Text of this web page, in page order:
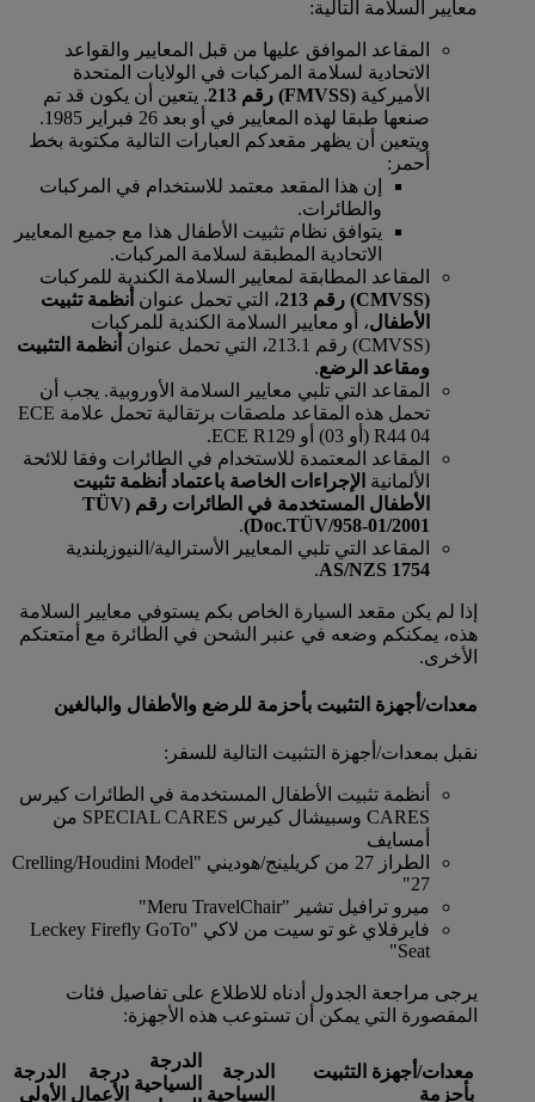
معايير السلامة التالية:
المقاعد الموافق عليها من قبل المعايير والقواعد
الاتحادية لسلامة المركبات في الولايات المتحدة
الأميركية (FMVSS) رقم 213
. يتعين أن يكون قد تم
صنعها طبقا لهذه المعايير في أو بعد 26 فبراير 1985.
ويتعين أن يظهر مقعدكم العبارات التالية مكتوبة بخط
أحمر:
إن هذا المقعد معتمد للاستخدام في المركبات
والطائرات.
يتوافق نظام تثبيت الأطفال هذا مع جميع المعايير
الاتحادية المطبقة لسلامة المركبات.
المقاعد المطابقة لمعايير السلامة الكندية للمركبات
(CMVSS) رقم 213
، التي تحمل عنوان أنظمة تثبيت
الأطفال، أو معايير السلامة الكندية للمركبات
(CMVSS) رقم 213.1، التي تحمل عنوان
أنظمة التثبيت
ومقاعد الرضع.
المقاعد التي تلبي معايير السلامة الأوروبية. يجب أن
تحمل هذه المقاعد ملصقات برتقالية تحمل علامة ECE
R44 04 (أو 03) أو ECE R129.
المقاعد المعتمدة للاستخدام في الطائرات وفقا للائحة
الألمانية الإجراءات الخاصة باعتماد أنظمة تثبيت
الأطفال المستخدمة في الطائرات
رقم (TÜV
Doc.TÜV/958-01/2001)
.
المقاعد التي تلبي المعايير الأسترالية/النيوزيلندية
AS/NZS 1754
.
إذا لم يكن مقعد السيارة الخاص بكم يستوفي معايير السلامة
هذه، يمكنكم وضعه في عنبر الشحن في الطائرة مع أمتعتكم
الأخرى.
معدات/أجهزة التثبيت بأحزمة للرضع والأطفال والبالغين
نقبل بمعدات/أجهزة التثبيت التالية للسفر:
أنظمة تثبيت الأطفال المستخدمة في الطائرات كيرس
CARES وسبيشال كيرس SPECIAL CARES من
أمسايف
الطراز 27 من كريلينج/هوديني "Crelling/Houdini Model
27"
ميرو ترافيل تشير "Meru TravelChair"
فايرفلاي غو تو سيت من لاكي "Leckey Firefly GoTo
Seat"
يرجى مراجعة الجدول أدناه للاطلاع على تفاصيل فئات
المقصورة التي يمكن أن تستوعب هذه الأجهزة:
معدات/أجهزة التثبيت
بأحزمة
الدرجة
السياحية
الدرجة
السياحية
درجة
الأعمال
الدرجة
الأولى